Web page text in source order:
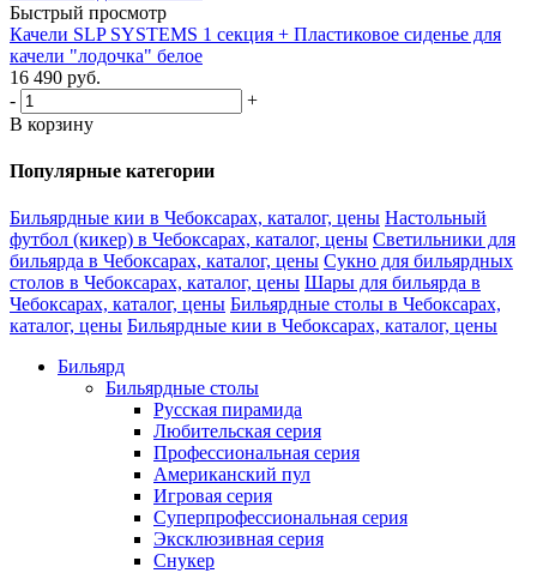
Быстрый просмотр
Качели SLP SYSTEMS 1 секция + Пластиковое сиденье для
качели "лодочка" белое
16 490 руб.
-
+
В корзину
Популярные категории
Бильярдные кии в Чебоксарах, каталог, цены Настольный
футбол (кикер) в Чебоксарах, каталог, цены Светильники для
бильярда в Чебоксарах, каталог, цены Сукно для бильярдных
столов в Чебоксарах, каталог, цены Шары для бильярда в
Чебоксарах, каталог, цены Бильярдные столы в Чебоксарах,
каталог, цены Бильярдные кии в Чебоксарах, каталог, цены
Бильярд
Бильярдные столы
Русская пирамида
Любительская серия
Профессиональная серия
Американский пул
Игровая серия
Суперпрофессиональная серия
Эксклюзивная серия
Снукер